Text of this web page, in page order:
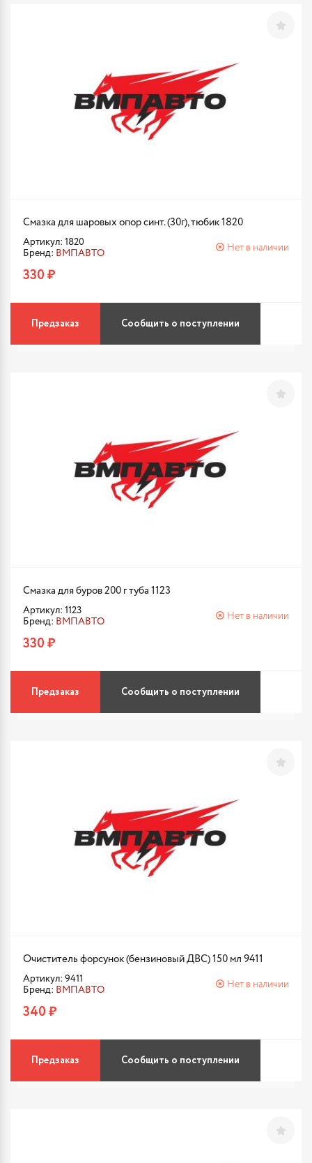
Смазка для шаровых опор синт. (30г), тюбик 1820
Артикул: 1820
Бренд: ВМПАВТО
Нет в наличии
330 ₽
Предзаказ Сообщить о поступлении
Смазка для буров 200 г туба 1123
Артикул: 1123
Бренд: ВМПАВТО
Нет в наличии
330 ₽
Предзаказ Сообщить о поступлении
Очиститель форсунок (бензиновый ДВС) 150 мл 9411
Артикул: 9411
Бренд: ВМПАВТО
Нет в наличии
340 ₽
Предзаказ Сообщить о поступлении